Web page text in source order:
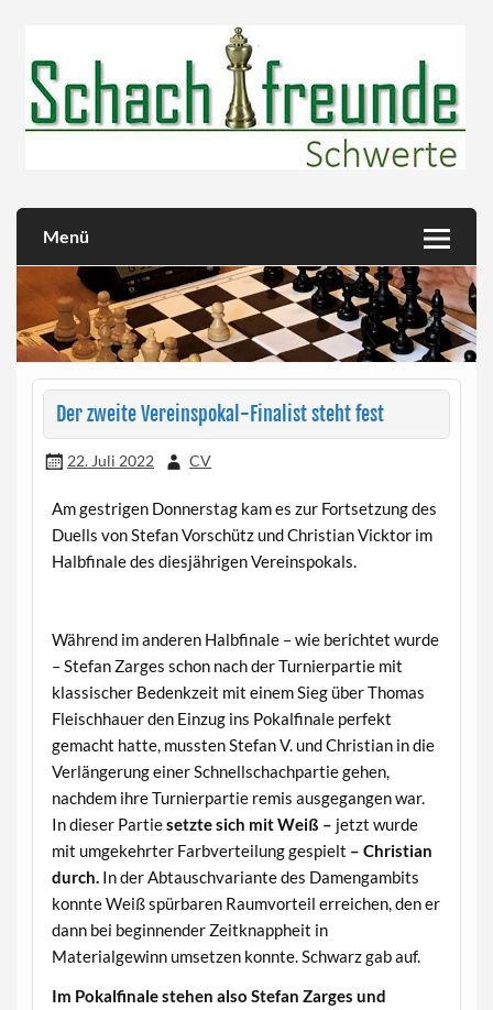
Menü
Der zweite Vereinspokal-Finalist steht fest
22. Juli 2022 CV
Am gestrigen Donnerstag kam es zur Fortsetzung des
Duells von Stefan Vorschütz und Christian Vicktor im
Halbfinale des diesjährigen Vereinspokals.
Während im anderen Halbfinale – wie berichtet wurde
– Stefan Zarges schon nach der Turnierpartie mit
klassischer Bedenkzeit mit einem Sieg über Thomas
Fleischhauer den Einzug ins Pokalfinale perfekt
gemacht hatte, mussten Stefan V. und Christian in die
Verlängerung einer Schnellschachpartie gehen,
nachdem ihre Turnierpartie remis ausgegangen war.
In dieser Partiesetzte sich mit Weiß – jetzt wurde
mit umgekehrter Farbverteilung gespielt – Christian
durch.In der Abtauschvariante des Damengambits
konnte Weiß spürbaren Raumvorteil erreichen, den er
dann bei beginnender Zeitknappheit in
Materialgewinn umsetzen konnte. Schwarz gab auf.
Im Pokalfinale stehen also Stefan Zarges und